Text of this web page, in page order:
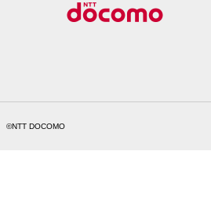
©NTT DOCOMO